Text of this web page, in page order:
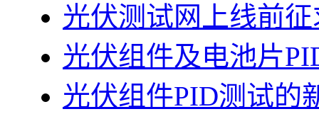
光伏测试网上线前
光伏组件及电池片
光伏组件PID测试的